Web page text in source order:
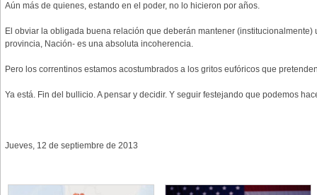
Aún más de quienes, estando en el poder, no lo hicieron por años.
El obviar la obligada buena relación que deberán mantener
provincia, Nación- es una absoluta incoherencia.
Pero los correntinos estamos acostumbrados a los gritos eufóricos que
Ya está. Fin del bullicio. A pensar y decidir. Y seguir festejando que podemos
Jueves, 12 de septiembre de 2013